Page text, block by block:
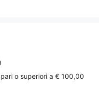
o superiori a € 100,00